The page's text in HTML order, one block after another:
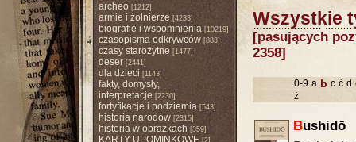
archeo [1212]
armie i żołnierze [4233]
biografie i wspomnienia[10219]
czasopisma odkrywców[883]
czasy starożytne [1477]
deser[2441]
dla dzieci [1143]
fakty, domysły,
interpretacje [2230]
fortyfikacje i podziemia[543]
historia narodów[2315]
historia w obrazkach [359]
KARTY UPOMINKOWE[2]
Wszystkie
[pasujących
2358]
0-9 a b c ć d
ż
Bushidō